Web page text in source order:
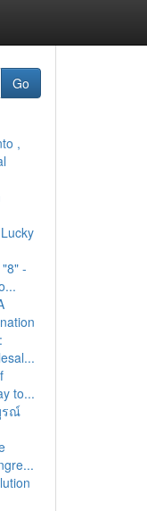
Go
,
-
to...
รณ์